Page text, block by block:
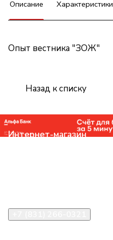
Описание Характеристики
Опыт вестника "ЗОЖ"
Назад к списку
Интернет-магазин